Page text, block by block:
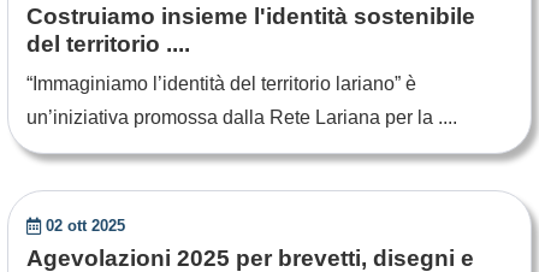
Costruiamo insieme l'identità sostenibile
del territorio ....
“Immaginiamo l’identità del territorio lariano” è
un’iniziativa promossa dalla Rete Lariana per la ....
02 ott 2025
Agevolazioni 2025 per brevetti, disegni e